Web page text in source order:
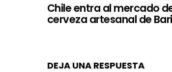
Chile entra al mercado
cerveza artesanal de
DEJA UNA RESPUESTA